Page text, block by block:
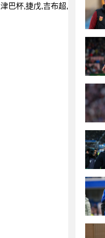
巴杯,捷戊,吉布超,